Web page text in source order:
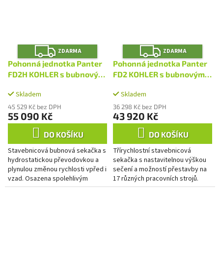
Z
D
A
R
M
ZDARMA
Pohonná jednotka Panter
FD2H KOHLER s bubnovým
Skladem
45 529 Kč bez DPH
55 090 Kč
DO KOŠÍKU
Stavebnicová bubnová sekačka s
hydrostatickou převodovkou a
plynulou změnou rychlosti vpřed i
vzad. Osazena spolehlivým
motorem Kohler s objemem 224
Z
D
A
R
M
ZDARMA
Pohonná jednotka Panter
FD2 KOHLER s bubnovým
Skladem
36 298 Kč bez DPH
43 920 Kč
DO KOŠÍKU
Třírychlostní stavebnicová
sekačka s nastavitelnou výškou
sečení a možností přestavby na
17 různých pracovních strojů.
Pohon na nápravu je řešen